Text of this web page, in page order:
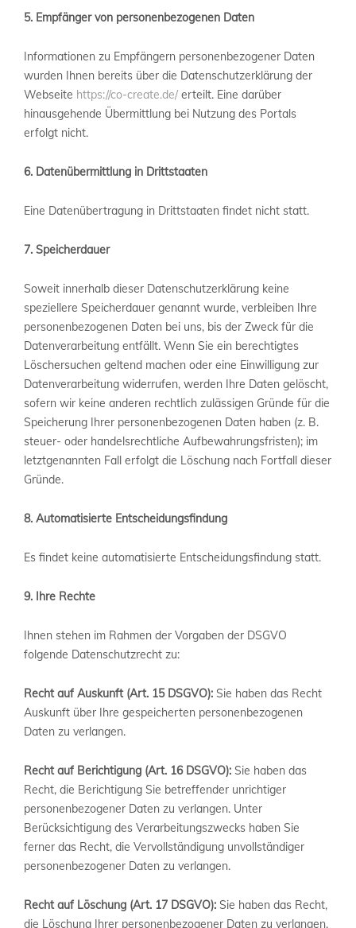
5. Empfänger von personenbezogenen Daten
Informationen zu Empfängern personenbezogener Daten
wurden Ihnen bereits über die Datenschutzerklärung der
Webseite https://co-create.de/ erteilt. Eine darüber
hinausgehende Übermittlung bei Nutzung des Portals
erfolgt nicht.
6. Datenübermittlung in Drittstaaten
Eine Datenübertragung in Drittstaaten findet nicht statt.
7. Speicherdauer
Soweit innerhalb dieser Datenschutzerklärung keine
speziellere Speicherdauer genannt wurde, verbleiben Ihre
personenbezogenen Daten bei uns, bis der Zweck für die
Datenverarbeitung entfällt. Wenn Sie ein berechtigtes
Löschersuchen geltend machen oder eine Einwilligung zur
Datenverarbeitung widerrufen, werden Ihre Daten gelöscht,
sofern wir keine anderen rechtlich zulässigen Gründe für die
Speicherung Ihrer personenbezogenen Daten haben (z. B.
steuer- oder handelsrechtliche Aufbewahrungsfristen); im
letztgenannten Fall erfolgt die Löschung nach Fortfall dieser
Gründe.
8. Automatisierte Entscheidungsfindung
Es findet keine automatisierte Entscheidungsfindung statt.
9. Ihre Rechte
Ihnen stehen im Rahmen der Vorgaben der DSGVO
folgende Datenschutzrecht zu:
Recht auf Auskunft (Art. 15 DSGVO): Sie haben das Recht
Auskunft über Ihre gespeicherten personenbezogenen
Daten zu verlangen.
Recht auf Berichtigung (Art. 16 DSGVO): Sie haben das
Recht, die Berichtigung Sie betreffender unrichtiger
personenbezogener Daten zu verlangen. Unter
Berücksichtigung des Verarbeitungszwecks haben Sie
ferner das Recht, die Vervollständigung unvollständiger
personenbezogener Daten zu verlangen.
Recht auf Löschung (Art. 17 DSGVO): Sie haben das Recht,
die Löschung Ihrer personenbezogener Daten zu verlangen.